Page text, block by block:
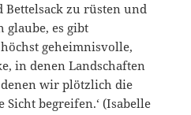
Bettelsack zu rüsten und
glaube, es gibt
geheimnisvolle,
in denen Landschaften
wir plötzlich die
begreifen.‘ (Isabelle